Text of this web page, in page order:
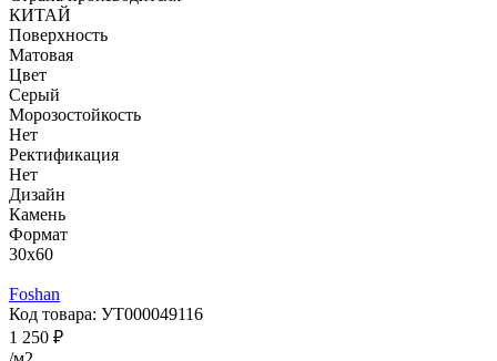
КИТАЙ
Поверхность
Матовая
Цвет
Серый
Морозостойкость
Нет
Ректификация
Нет
Дизайн
Камень
Формат
30x60
Foshan
Код товара: УТ000049116
1 250 ₽